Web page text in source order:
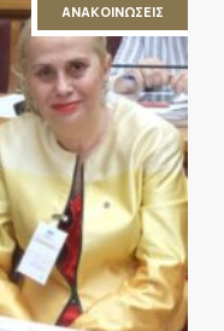
ΑΝΑΚΟΙΝΩΣΕΙΣ